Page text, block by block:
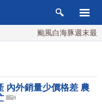
颱風白海豚週末最接
內外銷量少價格差 農